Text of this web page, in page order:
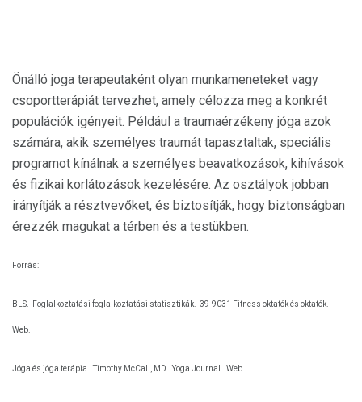
Önálló joga terapeutaként olyan munkameneteket vagy
csoportterápiát tervezhet, amely célozza meg a konkrét
populációk igényeit. Például a traumaérzékeny jóga azok
számára, akik személyes traumát tapasztaltak, speciális
programot kínálnak a személyes beavatkozások, kihívások
és fizikai korlátozások kezelésére. Az osztályok jobban
irányítják a résztvevőket, és biztosítják, hogy biztonságban
érezzék magukat a térben és a testükben.
Forrás:
BLS. Foglalkoztatási foglalkoztatási statisztikák. 39-9031 Fitness oktatók és oktatók.
Web.
Jóga és jóga terápia. Timothy McCall, MD. Yoga Journal. Web.